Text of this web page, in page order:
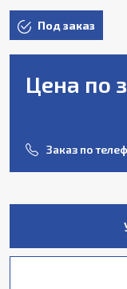
Под заказ
Цена по
Заказ по